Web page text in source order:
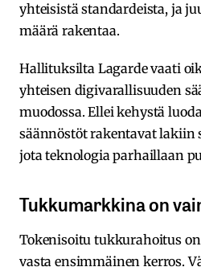
yhteisistä standardeista, ja
määrä rakentaa.
Hallituksilta Lagarde vaati
yhteisen digivarallisuuden
muodossa. Ellei kehystä
säännöstöt rakentavat lakiin
jota teknologia parhaillaan
Tukkumarkkina on
Tokenisoitu tukkurahoitus
vasta ensimmäinen kerros.